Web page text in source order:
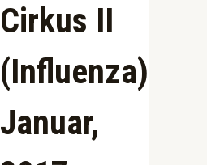
Cirkus II
(Influenza)
Januar,